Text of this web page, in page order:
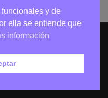
mejor experiencia en
utilizamos o
y de
ella se entiende que
información